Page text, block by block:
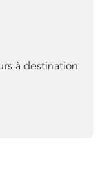
à destination